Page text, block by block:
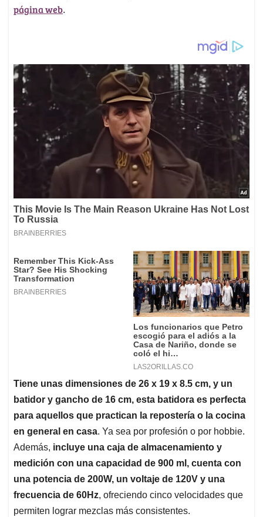
página web.
Tiene unas dimensiones de 26 x 19 x 8.5 cm, y un
batidor y gancho de 16 cm, esta batidora es perfecta
para aquellos que practican la repostería o la cocina
en general en casa. Ya sea por profesión o por hobbie.
Además, incluye una caja de almacenamiento y
medición con una capacidad de 900 ml, cuenta con
una potencia de 200W, un voltaje de 120V y una
frecuencia de 60Hz, ofreciendo cinco velocidades que
permiten lograr mezclas más consistentes.